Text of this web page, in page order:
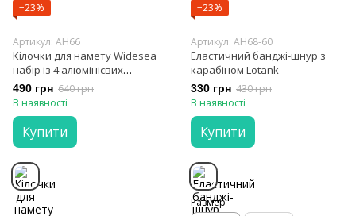
−23%
Артикул: AH66
Кілочки для намету Widesea
набір із 4 алюмінієвих
шліфованих цвяхів
490 грн 640 грн
В наявності
Купити
−23%
Артикул: AH68-60
Еластичний банджі-шнур з
карабіном Lotank
330 грн 430 грн
В наявності
Купити
Размер